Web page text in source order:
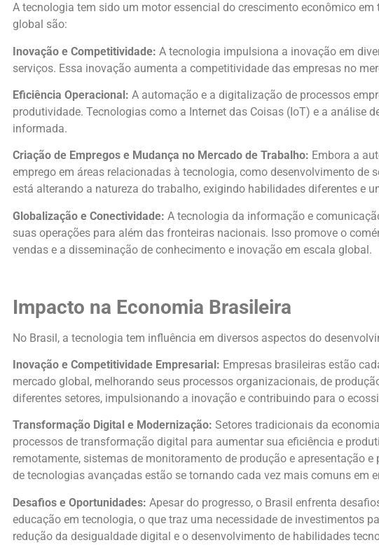
A tecnologia tem sido um motor essencial do crescimento econômico
global são:
Inovação e Competitividade: A tecnologia impulsiona a inovação em
serviços. Essa inovação aumenta a competitividade das empresas no
Eficiência Operacional: A automação e a digitalização de processos
produtividade. Tecnologias como a Internet das Coisas (IoT) e a análise
informada.
Criação de Empregos e Mudança no Mercado de Trabalho: Embora a
emprego em áreas relacionadas à tecnologia, como desenvolvimento
está alterando a natureza do trabalho, exigindo habilidades diferentes e
Globalização e Conectividade: A tecnologia da informação e
suas operações para além das fronteiras nacionais. Isso promove o
vendas e a disseminação de conhecimento e inovação em escala global.
Impacto na Economia Brasileira
No Brasil, a tecnologia tem influência em diversos aspectos do
Inovação e Competitividade Empresarial: Empresas brasileiras estão
mercado global, melhorando seus processos organizacionais, de
diferentes setores, impulsionando a inovação e contribuindo para o
Transformação Digital e Modernização: Setores tradicionais da
processos de transformação digital para aumentar sua eficiência e
remotamente, sistemas de monitoramento de produção e apresentação
de tecnologias avançadas estão se tornando cada vez mais comuns em
Desafios e Oportunidades: Apesar do progresso, o Brasil enfrenta
educação em tecnologia, o que traz uma necessidade de investimentos
redução da desigualdade digital e o desenvolvimento de habilidades